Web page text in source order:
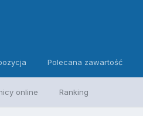
online Ranking
Polecana zawartość